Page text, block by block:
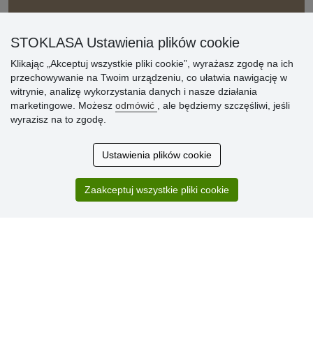
» Dlaczego należy się zarejestrować?
» Najczęściej zadawane pytania
Ocena
Zakup przebiegł sprawnie. Jestem
zadowolona. Polecam.
STOKLASA Ustawienia plików cookie
Klikając „Akceptuj wszystkie pliki cookie”, wyrażasz zgodę na ich
przechowywanie na Twoim urządzeniu, co ułatwia nawigację w
witrynie, analizę wykorzystania danych i nasze działania
marketingowe. Możesz odmówić
, ale będziemy szczęśliwi, jeśli
wyrazisz na to zgodę.
Ustawienia plików cookie
Zaakceptuj wszystkie pliki cookie